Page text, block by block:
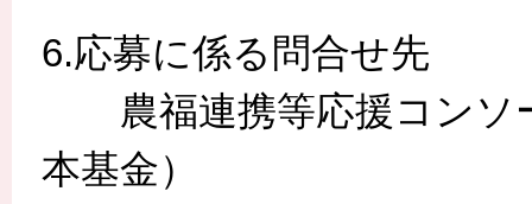
6.応募に係る問合せ先
農福連携等応援コンソ
本基金）